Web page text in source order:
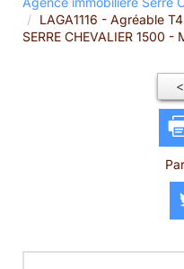
LAGA1116 - Agréable
SERRE CHEVALIER 1500 -